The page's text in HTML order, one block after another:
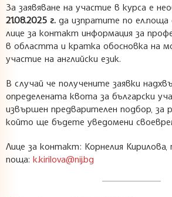
За заявяване на участие в курса е
21.08.2025 г. да изпратите по ел.поща
лице за контакт информация за
в областта и кратка обосновка на
участие на английски език.
В случай че получените заявки
определената квота за български
извършен предварителен подбор,
който ще бъдете уведомени
Лице за контакт: Корнелия Кирилова,
поща: k.kirilova@nij.bg